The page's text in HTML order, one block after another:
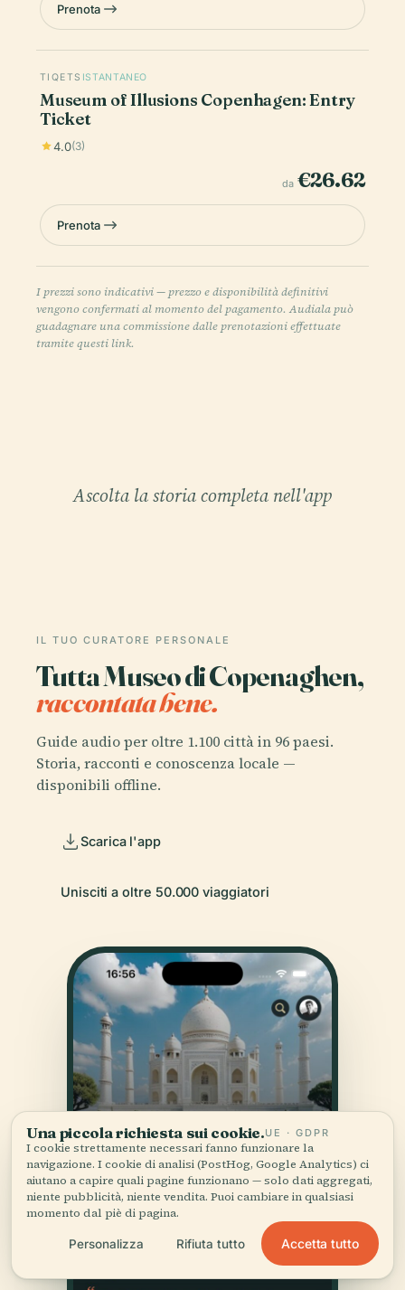
Prenota
TIQETS ISTANTANEO
Museum of Illusions Copenhagen: Entry
Ticket
4.0(3)
da €26.62
Prenota
I prezzi sono indicativi — prezzo e disponibilità definitivi
vengono confermati al momento del pagamento. Audiala può
guadagnare una commissione dalle prenotazioni effettuate
tramite questi link.
Ascolta la storia completa nell'app
IL TUO CURATORE PERSONALE
Tutta Museo di Copenaghen,
raccontata bene.
Guide audio per oltre 1.100 città in 96 paesi.
Storia, racconti e conoscenza locale —
disponibili offline.
Scarica l'app
Unisciti a oltre 50.000 viaggiatori
Una piccola richiesta sui cookie.UE · GDPR
I cookie strettamente necessari fanno funzionare la
navigazione. I cookie di analisi (PostHog, Google Analytics) ci
aiutano a capire quali pagine funzionano — solo dati aggregati,
niente pubblicità, niente vendita. Puoi cambiare in qualsiasi
momento dal piè di pagina.
Personalizza Rifiuta tutto Accetta tutto